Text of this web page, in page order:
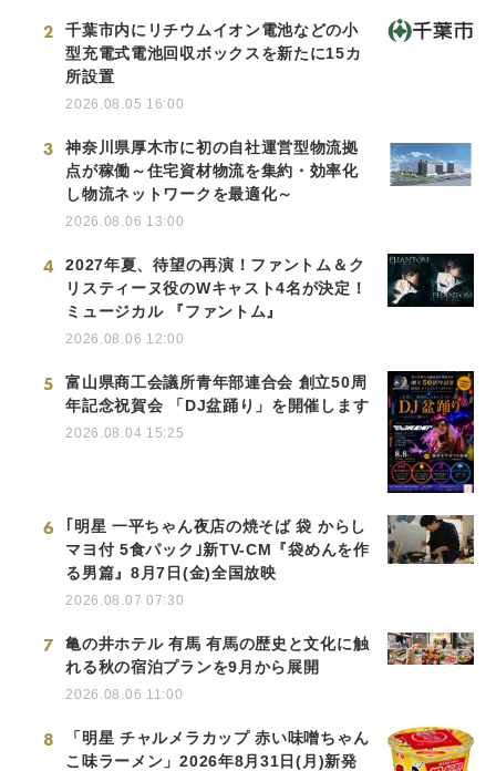
2
千葉市内にリチウムイオン電池などの小
型充電式電池回収ボックスを新たに15カ
所設置
2026.08.05 16:00
3
神奈川県厚木市に初の自社運営型物流拠
点が稼働～住宅資材物流を集約・効率化
し物流ネットワークを最適化～
2026.08.06 13:00
4
2027年夏、待望の再演！ファントム＆ク
リスティーヌ役のWキャスト4名が決定！
ミュージカル 『ファントム』
2026.08.06 12:00
5
富山県商工会議所青年部連合会 創立50周
年記念祝賀会 「DJ盆踊り」を開催します
2026.08.04 15:25
6
｢明星 一平ちゃん夜店の焼そば 袋 からし
マヨ付 5食パック｣新TV-CM『袋めんを作
る男篇』8月7日(金)全国放映
2026.08.07 07:30
7
亀の井ホテル 有馬 有馬の歴史と文化に触
れる秋の宿泊プランを9月から展開
2026.08.06 11:00
8
「明星 チャルメラカップ 赤い味噌ちゃん
こ味ラーメン」2026年8月31日(月)新発